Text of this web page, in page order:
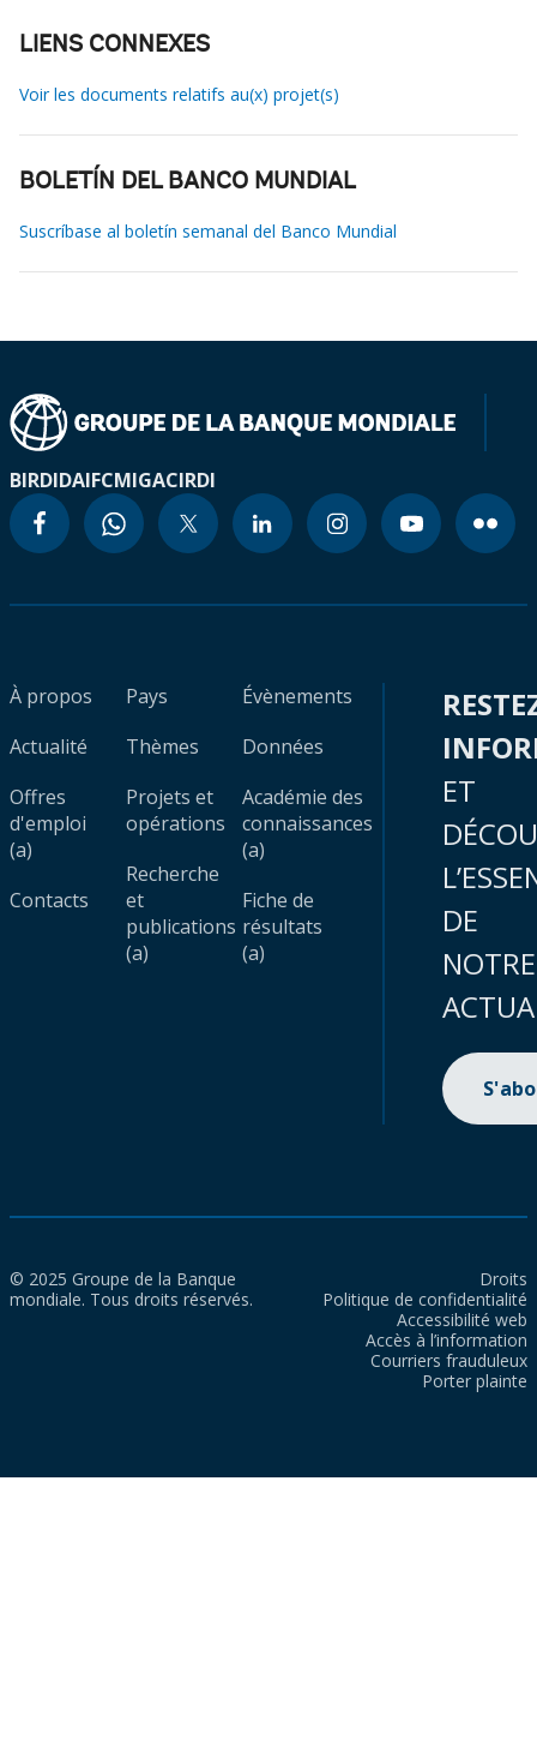
LIENS CONNEXES
Voir les documents relatifs au(x) projet(s)
BOLETÍN DEL BANCO MUNDIAL
Suscríbase al boletín semanal del Banco Mundial
BIRDIDAIFCMIGACIRDI
À propos
Actualité
Offres
d'emploi
(a)
Contacts
Pays
Thèmes
Projets et
opérations
Recherche
et
publications
(a)
Évènements
Données
Académie des
connaissances
(a)
Fiche de
résultats
(a)
ET
DE
NOTRE
© 2025 Groupe de la Banque
mondiale. Tous droits réservés.
Droits
Politique de confidentialité
Accessibilité web
Accès à l’information
Courriers frauduleux
Porter plainte